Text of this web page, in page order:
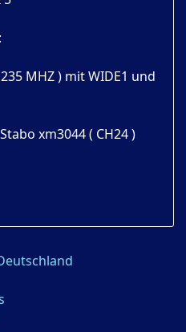
MHZ ) mit WIDE1 und
xm3044 ( CH24 )